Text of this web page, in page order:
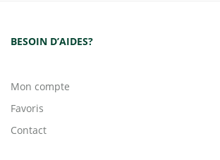
BESOIN D’AIDES?
Mon compte
Favoris
Contact